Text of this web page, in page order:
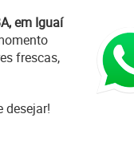
em Iguaí
frescas,
desejar!